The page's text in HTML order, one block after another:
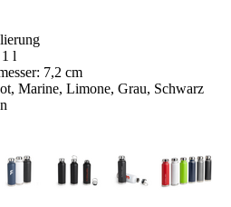
l
7,2 cm
Marine, Limone, Grau, Schwarz